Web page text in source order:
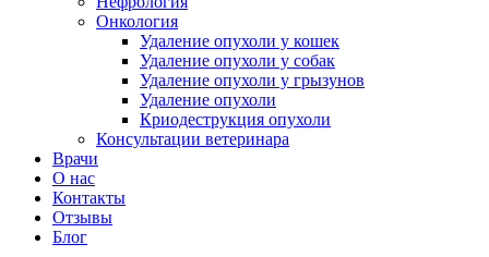
Онкология
Удаление опухоли у кошек
Удаление опухоли у собак
Удаление опухоли у грызунов
Удаление опухоли
Криодеструкция опухоли
Консультации ветеринара
Врачи
О нас
Контакты
Отзывы
Блог